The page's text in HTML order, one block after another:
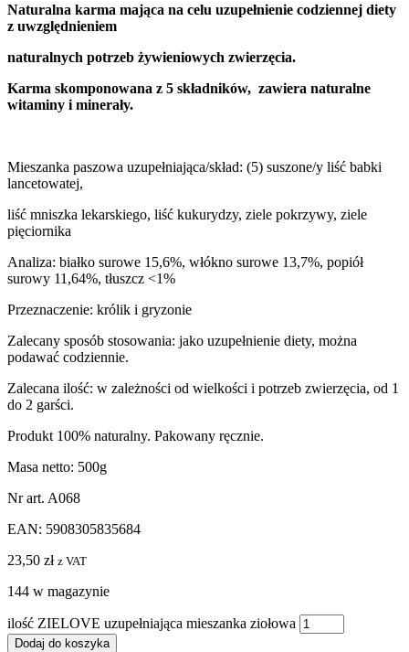
Naturalna karma mająca na celu uzupełnienie codziennej diety
z uwzględnieniem
naturalnych potrzeb żywieniowych zwierzęcia.
Karma skomponowana z 5 składników, zawiera naturalne
witaminy i minerały.
Mieszanka paszowa uzupełniająca/skład: (5) suszone/y liść babki
lancetowatej,
liść mniszka lekarskiego, liść kukurydzy, ziele pokrzywy, ziele
pięciornika
Analiza: białko surowe 15,6%, włókno surowe 13,7%, popiół
surowy 11,64%, tłuszcz <1%
Przeznaczenie: królik i gryzonie
Zalecany sposób stosowania: jako uzupełnienie diety, można
podawać codziennie.
Zalecana ilość: w zależności od wielkości i potrzeb zwierzęcia, od 1
do 2 garści.
Produkt 100% naturalny. Pakowany ręcznie.
Masa netto: 500g
Nr art. A068
EAN: 5908305835684
23,50 zł z VAT
144 w magazynie
ilość ZIELOVE uzupełniająca mieszanka ziołowa
Dodaj do koszyka